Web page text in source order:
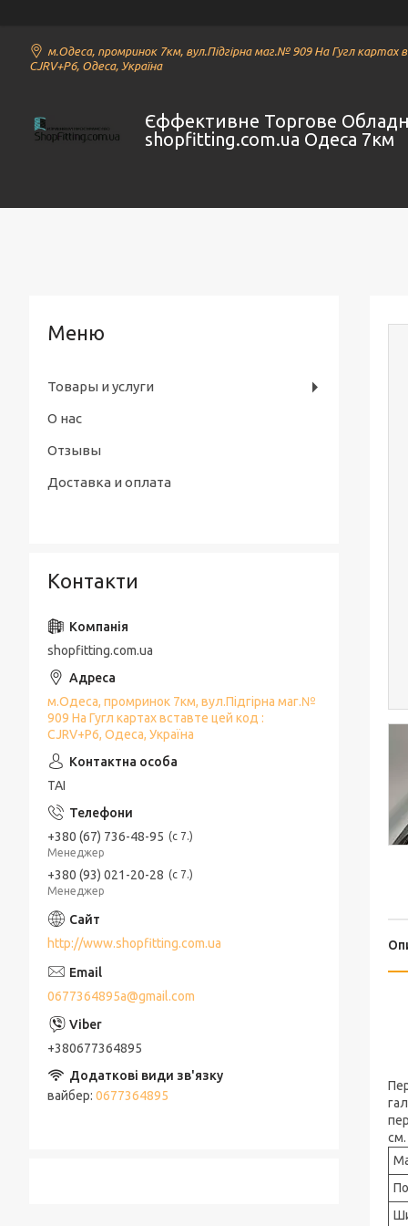
м.Одеса, промринок 7км, вул.Підгірна маг.№ 909 На Гугл картах
CJRV+P6, Одеса, Україна
Єффективне Торгове
shopfitting.com.ua Одеса 7км
Товары и услуги
О нас
Отзывы
Доставка и оплата
Контакти
shopfitting.com.ua
м.Одеса, промринок 7км, вул.Підгірна маг.№
909 На Гугл картах вставте цей код :
CJRV+P6, Одеса, Україна
ТАІ
+380 (67) 736-48-95
с 7.
Менеджер
+380 (93) 021-20-28
с 7.
Менеджер
http://www.shopfitting.com.ua
0677364895a@gmail.com
+380677364895
вайбер 0677364895